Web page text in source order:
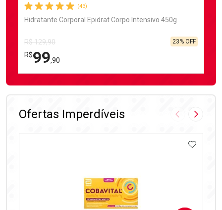
(43)
Hidratante Corporal Epidrat Corpo Intensivo 450g
R$ 129,90
R$99,90
23% OFF
FECHAR
FECHAR
Ofertas Imperdíveis Imagem